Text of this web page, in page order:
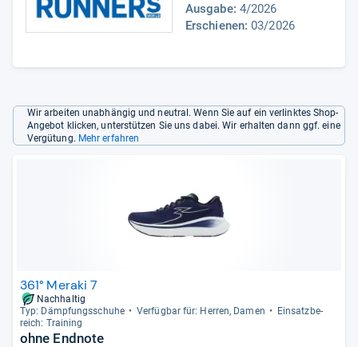
Ausgabe: 4/2026
Erschienen: 03/2026
Wir arbeiten unabhängig und neutral. Wenn Sie auf ein verlinktes Shop-
Angebot klicken, unterstützen Sie uns dabei. Wir erhalten dann ggf. eine
Vergütung. Mehr erfahren
361° Meraki 7
Nachhaltig
Typ: Dämp­fungs­schuhe
Ver­füg­bar für: Her­ren, Damen
Ein­satz­be­
reich: Trai­ning
ohne Endnote